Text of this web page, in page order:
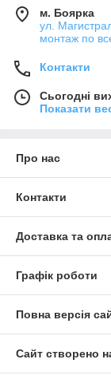
м. Боярка
ул.
монтаж по
Контакти
Сьогодні
Показати
Про нас
Контакти
Доставка та
Графік роботи
Повна версія
Сайт створено